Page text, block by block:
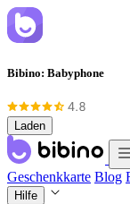
Bibino: Babyphone
Laden
Geschenkkarte Blog
Hilfe